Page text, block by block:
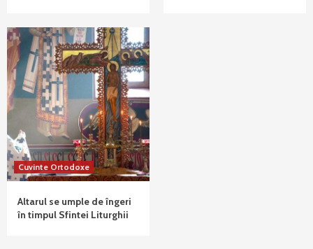
Cuvinte Ortodoxe
Altarul se umple de îngeri
în timpul Sfintei Liturghii